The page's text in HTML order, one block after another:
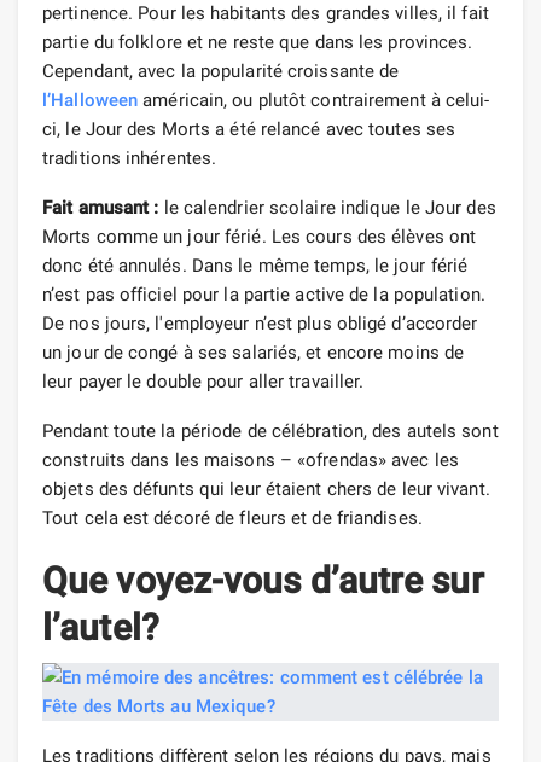
pertinence. Pour les habitants des grandes villes, il fait
partie du folklore et ne reste que dans les provinces.
Cependant, avec la popularité croissante de
l’Halloween américain, ou plutôt contrairement à celui-
ci, le Jour des Morts a été relancé avec toutes ses
traditions inhérentes.
Fait amusant : le calendrier scolaire indique le Jour des
Morts comme un jour férié. Les cours des élèves ont
donc été annulés. Dans le même temps, le jour férié
n’est pas officiel pour la partie active de la population.
De nos jours, l'employeur n’est plus obligé d’accorder
un jour de congé à ses salariés, et encore moins de
leur payer le double pour aller travailler.
Pendant toute la période de célébration, des autels sont
construits dans les maisons – «ofrendas» avec les
objets des défunts qui leur étaient chers de leur vivant.
Tout cela est décoré de fleurs et de friandises.
Que voyez-vous d’autre sur
l’autel?
Les traditions diffèrent selon les régions du pays, mais